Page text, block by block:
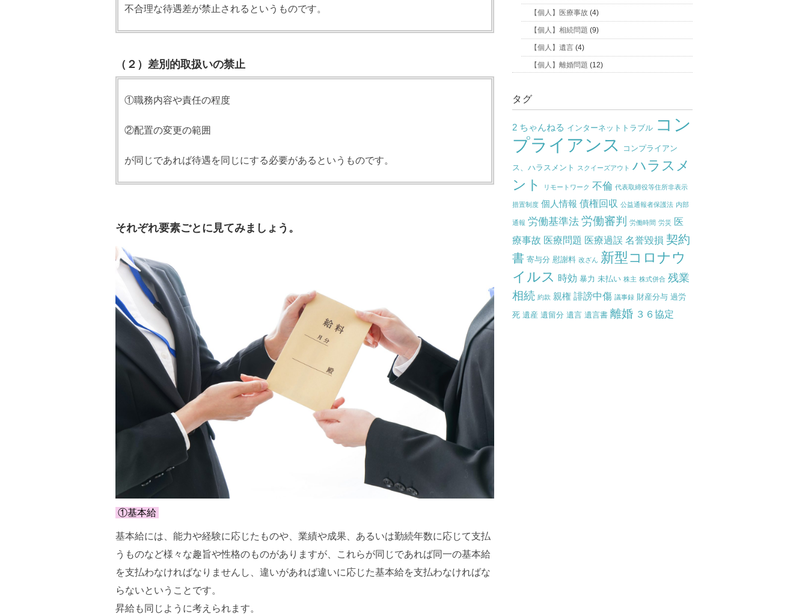
不合理な待遇差が禁止されるというものです。
（２）差別的取扱いの禁止
①職務内容や責任の程度
②配置の変更の範囲
が同じであれば待遇を同じにする必要があるというものです。
それぞれ要素ごとに見てみましょう。
①基本給
基本給には、能力や経験に応じたものや、業績や成果、あるいは勤続年数に応じて支払
うものなど様々な趣旨や性格のものがありますが、これらが同じであれば同一の基本給
を支払わなければなりませんし、違いがあれば違いに応じた基本給を支払わなければな
らないということです。
昇給も同じように考えられます。
【個人】医療事故 (4)
【個人】相続問題 (9)
【個人】遺言 (4)
【個人】離婚問題 (12)
タグ
2 ちゃんねる インターネットトラブル コン
プライアンス
コンプライアン
ス、ハラスメント スクイーズアウト ハラスメ
ント
リモートワーク 不倫 代表取締役等住所非表示
措置制度 個人情報 債権回収 公益通報者保護法 内部
通報 労働基準法 労働審判 労働時間 労災
医
療事故 医療問題 医療過誤 名誉毀損 契約
書 寄与分 慰謝料 改ざん 新型コロナウ
イルス 時効 暴力 未払い 株主 株式併合 残業
相続 約款 親権 誹謗中傷 議事録 財産分与 過労
死 遺産 遺留分 遺言 遺言書 離婚 ３６協定